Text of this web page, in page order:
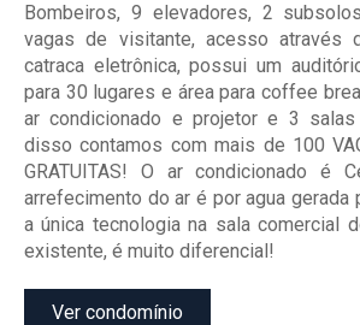
Bombeiros, 9 elevadores, 2
vagas de visitante, acesso através
catraca eletrônica, possui um
para 30 lugares e área para coffee
ar condicionado e projetor e 3 salas
disso contamos com mais de 100
GRATUITAS! O ar condicionado é
arrefecimento do ar é por agua gerada
a única tecnologia na sala comercial
existente, é muito diferencial!
Ver condomínio